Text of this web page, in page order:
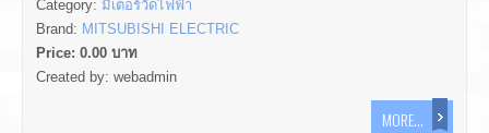
Category: มิเตอร์วัดไฟฟ้า
Brand: MITSUBISHI ELECTRIC
Price: 0.00 บาท
Created by: webadmin
MORE...